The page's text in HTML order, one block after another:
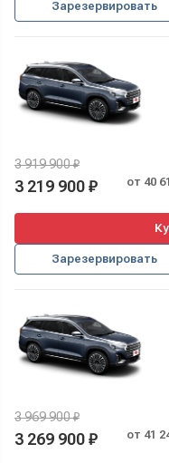
Зарезервировать
3 919 900 ₽
3 219 900 ₽ от 40
Зарезервировать
3 969 900 ₽
3 269 900 ₽ от 41